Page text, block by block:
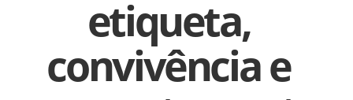
etiqueta,
convivência e